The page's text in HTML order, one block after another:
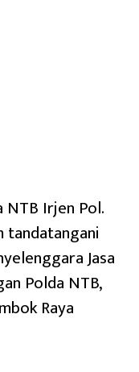
NTB Irjen Pol.
tandatangani
Jasa
Polda NTB,
Raya